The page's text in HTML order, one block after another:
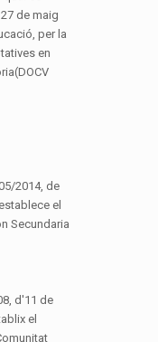
de maig
per la
en
2014, de
el
Secundaria
d'11 de
el